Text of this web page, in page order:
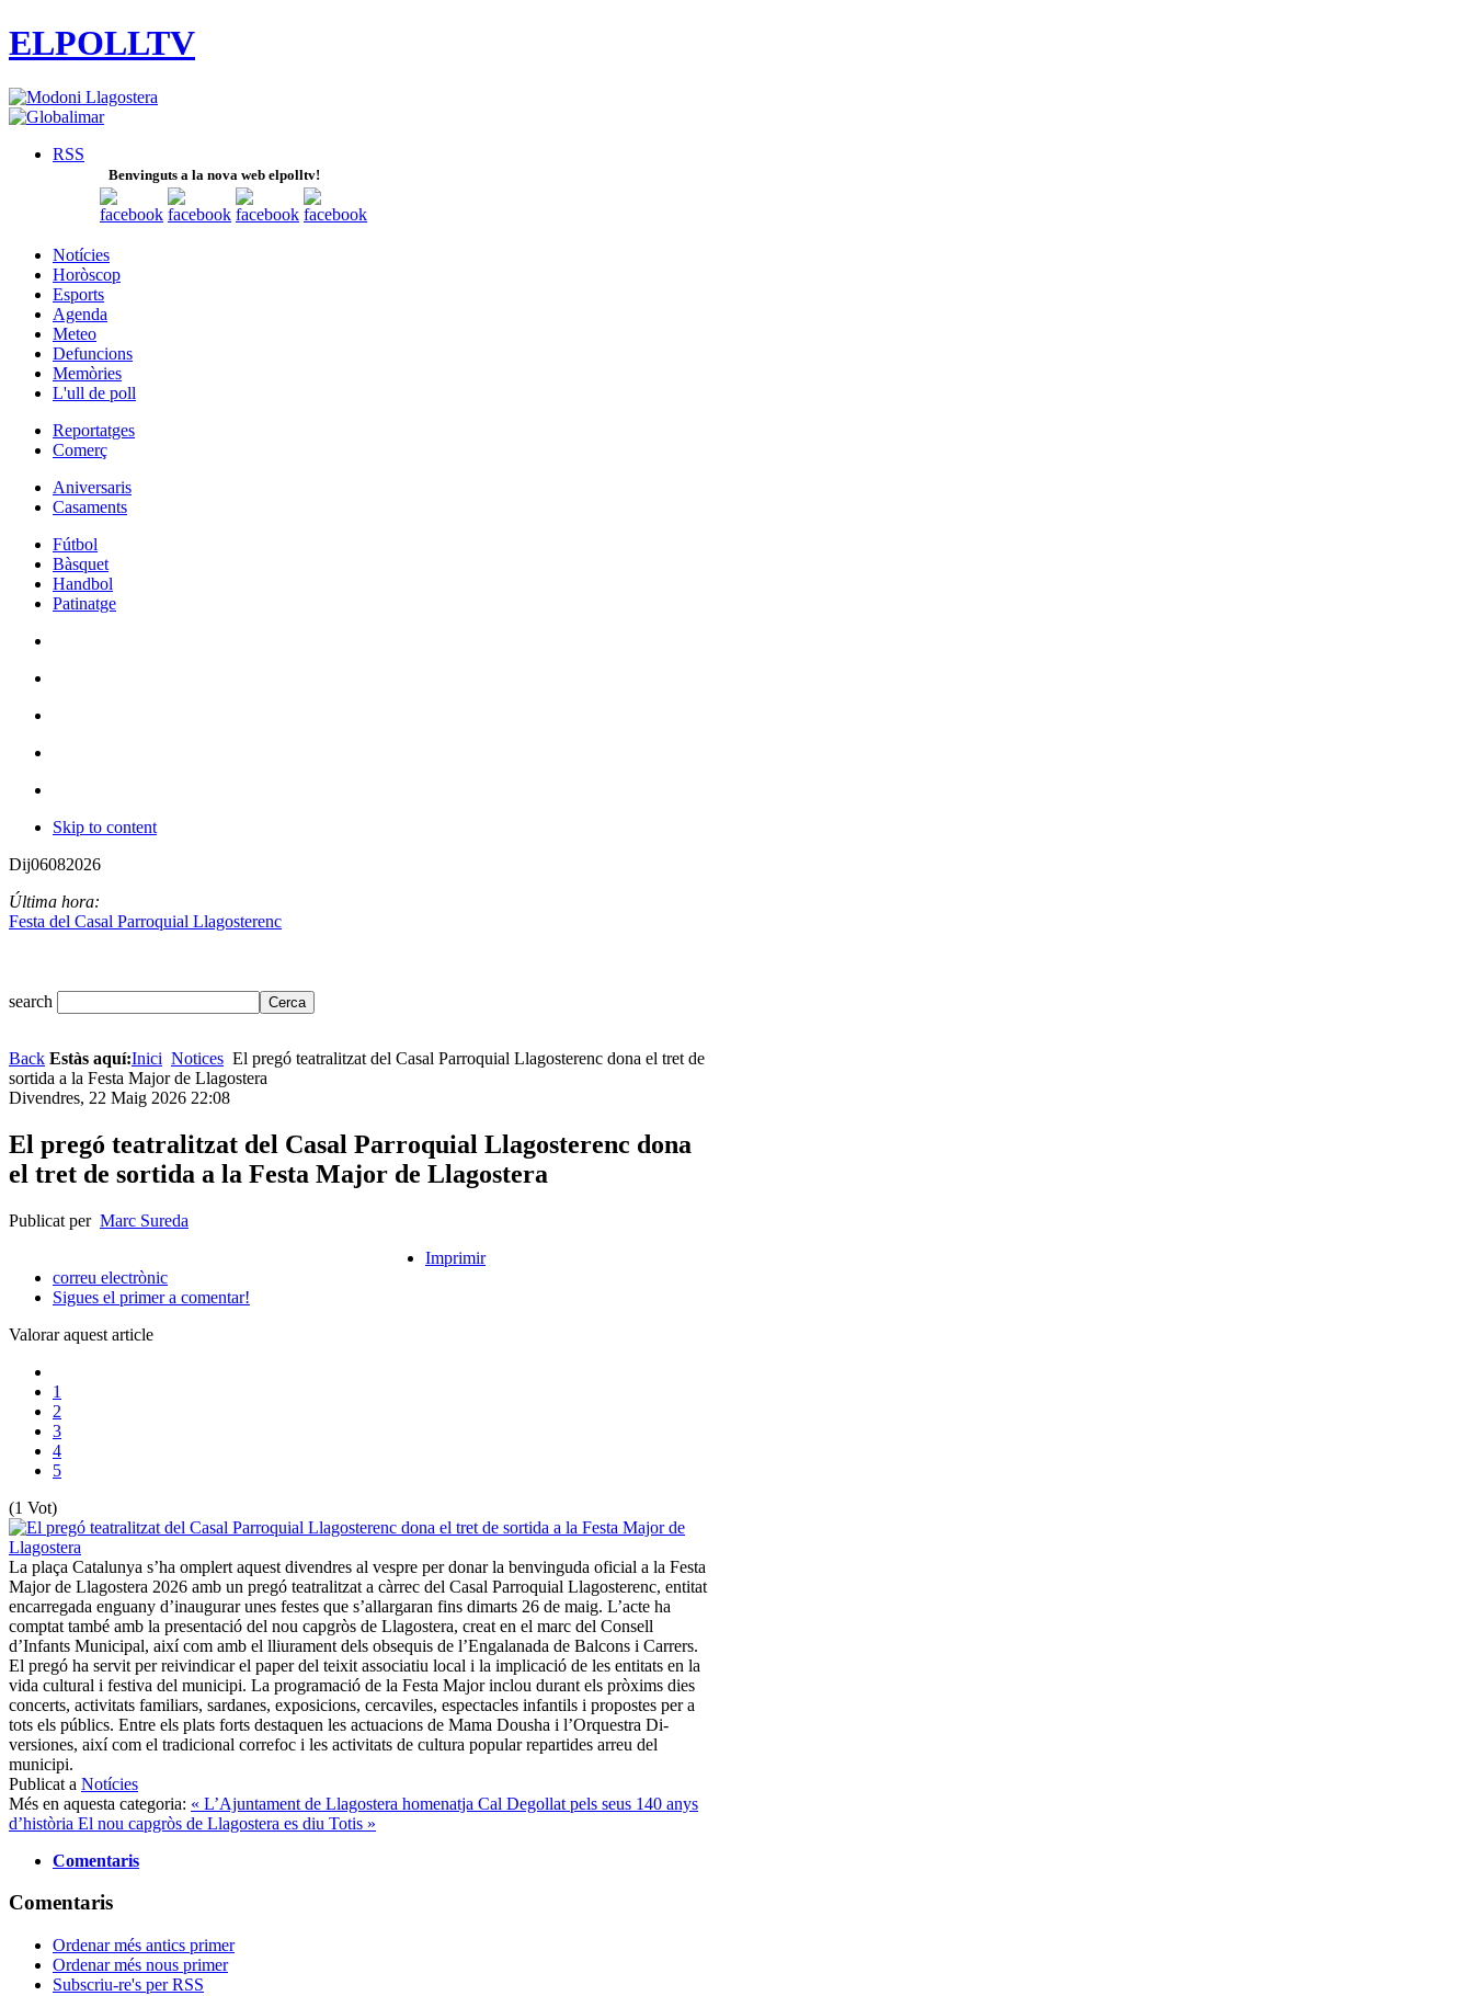
ELPOLLTV
RSS
Benvinguts a la nova web elpolltv!
Notícies
Horòscop
Esports
Agenda
Meteo
Defuncions
Memòries
L'ull de poll
Reportatges
Comerç
Aniversaris
Casaments
Fútbol
Bàsquet
Handbol
Patinatge
Skip to content
Dij06082026
Última hora:
Festa del Casal Parroquial Llagosterenc
search
Back Estàs aquí:Inici Notices El pregó teatralitzat del Casal Parroquial Llagosterenc dona el tret de
sortida a la Festa Major de Llagostera
Divendres, 22 Maig 2026 22:08
El pregó teatralitzat del Casal Parroquial Llagosterenc dona
el tret de sortida a la Festa Major de Llagostera
Publicat per Marc Sureda
Imprimir
correu electrònic
Sigues el primer a comentar!
Valorar aquest article
1
2
3
4
5
(1 Vot)
La plaça Catalunya s’ha omplert aquest divendres al vespre per donar la benvinguda oficial a la Festa
Major de Llagostera 2026 amb un pregó teatralitzat a càrrec del Casal Parroquial Llagosterenc, entitat
encarregada enguany d’inaugurar unes festes que s’allargaran fins dimarts 26 de maig. L’acte ha
comptat també amb la presentació del nou capgròs de Llagostera, creat en el marc del Consell
d’Infants Municipal, així com amb el lliurament dels obsequis de l’Engalanada de Balcons i Carrers.
El pregó ha servit per reivindicar el paper del teixit associatiu local i la implicació de les entitats en la
vida cultural i festiva del municipi. La programació de la Festa Major inclou durant els pròxims dies
concerts, activitats familiars, sardanes, exposicions, cercaviles, espectacles infantils i propostes per a
tots els públics. Entre els plats forts destaquen les actuacions de Mama Dousha i l’Orquestra Di-
versiones, així com el tradicional correfoc i les activitats de cultura popular repartides arreu del
municipi.
Publicat a Notícies
Més en aquesta categoria: « L’Ajuntament de Llagostera homenatja Cal Degollat pels seus 140 anys
d’història El nou capgròs de Llagostera es diu Totis »
Comentaris
Comentaris
Ordenar més antics primer
Ordenar més nous primer
Subscriu-re's per RSS